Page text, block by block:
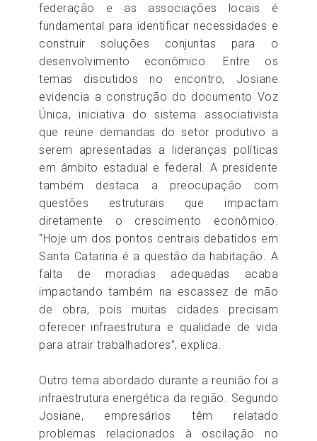
federação e as associações locais é
fundamental para identificar necessidades e
construir soluções conjuntas para o
desenvolvimento econômico. Entre os
temas discutidos no encontro, Josiane
evidencia a construção do documento Voz
Única, iniciativa do sistema associativista
que reúne demandas do setor produtivo a
serem apresentadas a lideranças políticas
em âmbito estadual e federal. A presidente
também destaca a preocupação com
questões estruturais que impactam
diretamente o crescimento econômico.
“Hoje um dos pontos centrais debatidos em
Santa Catarina é a questão da habitação. A
falta de moradias adequadas acaba
impactando também na escassez de mão
de obra, pois muitas cidades precisam
oferecer infraestrutura e qualidade de vida
para atrair trabalhadores”, explica.
Outro tema abordado durante a reunião foi a
infraestrutura energética da região. Segundo
Josiane, empresários têm relatado
problemas relacionados à oscilação no